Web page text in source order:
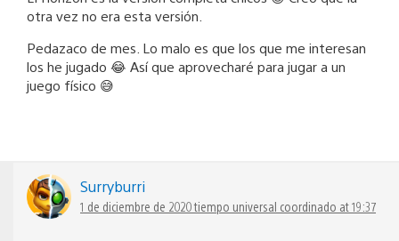
otra vez no era esta versión.
Pedazaco de mes. Lo malo es que los que me interesan
los he jugado 😂 Así que aprovecharé para jugar a un
juego físico 😅
Surryburri
1 de diciembre de 2020 tiempo universal coordinado at 19:37